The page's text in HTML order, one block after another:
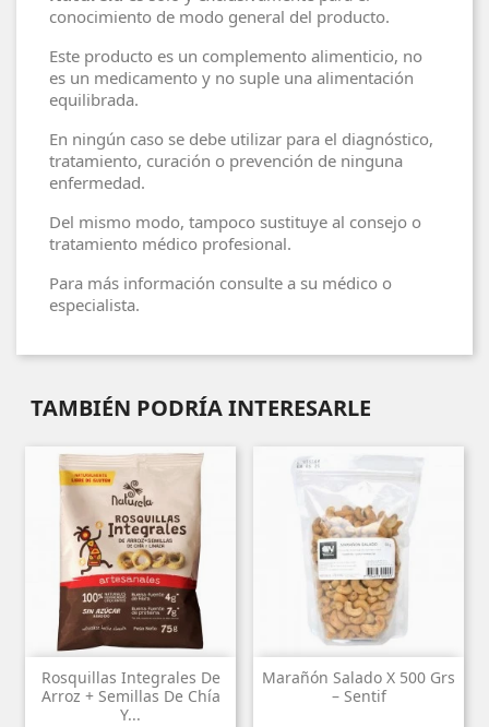
conocimiento de modo general del producto.
Este producto es un complemento alimenticio, no
es un medicamento y no suple una alimentación
equilibrada.
En ningún caso se debe utilizar para el diagnóstico,
tratamiento, curación o prevención de ninguna
enfermedad.
Del mismo modo, tampoco sustituye al consejo o
tratamiento médico profesional.
Para más información consulte a su médico o
especialista.
TAMBIÉN PODRÍA INTERESARLE
Rosquillas Integrales De
Arroz + Semillas De Chía
Y...
Marañón Salado X 500 Grs
– Sentif